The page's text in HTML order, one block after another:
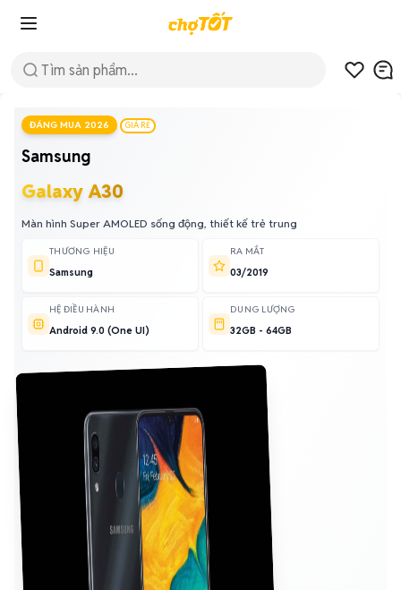
ĐÁNG MUA 2026 GIÁ RẺ
Samsung
Galaxy A30
Màn hình Super AMOLED sống động, thiết kế trẻ trung
THƯƠNG HIỆU
Samsung
RA MẮT
03/2019
HỆ ĐIỀU HÀNH
Android 9.0 (One UI)
DUNG LƯỢNG
32GB - 64GB